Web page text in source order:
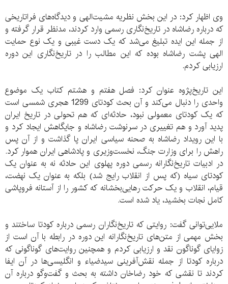
وی اظهار کرد: در این بخش نظریه مشیت‌الهی و دیدگاه‌های فراتاریخی
که درباره رضاشاه در تاریخ‌نگاری رسمی وارد کردند، مدنظر قرار گرفته و
از جمله این ایده تبلیغ می‌شد که یک دست غیبی و یک نوع حمایت
الهی پشت رضاشاه بوده که این مطالب را در تاریخ‌نگاری این دوره
ارزیابی کردم.
این تاریخ‌پژوه عنوان کرد: فصل هفتم و هشتم کتاب یک موضوع
واحدی را دنبال می‌کند و آن بحث کودتای 1299 هجری شمسی است
که یک کودتای معمولی نبود، حادثه‌ای که هم تحولی در تاریخ ایران
پدید آورد و هم تغییری در سرنوشت رضاشاه و جایگاهش ایجاد کرد و
با این رویداد رضاشاه به صحنه سیاسی ایران پا گذاشت و از آن پس
راهش را برای وزارت جنگ، نخست‌وزیری و پادشاهی ایران هموار کرد.
در ادبیات تاریخ‌نگارانه رسمی دوره پهلوی این حادثه نه به عنوان یک
کودتای سیاه (که پس از انقلاب رایج شد) بلکه به عنوان یک نهضت،
قیام، انقلاب و یک حرکت رهایی‌بخشانه که کشور را از آستانه فروپاشی
کامل نجات بخشید، یاد شده است.
ملایی‌توانی گفت: روایتی که تاریخ‌نگاران رسمی درباره کودتا ساختند و
بخش مهمی از متن‌های تاریخ‌نگارانه این دوره در رابطه با آن است از
زوایای گوناگون نقد و ارزیابی کردم و همچنین روایت‌های گوناگونی که
درباره کودتا از جمله نقش‌آفرینی سیدضیاء و انگلیسی‌ها در آن ایفا
کردند تا نقشی که خود رضاخان داشته به بحث و گفت‌وگو درباره آن